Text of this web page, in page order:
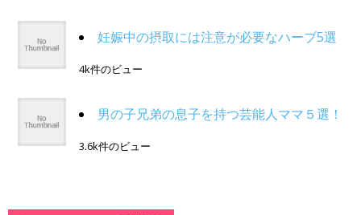
妊娠中の摂取には注意が必要なハーブ5選
4k件のビュー
男の子兄弟の息子を持つ芸能人ママ５選！
3.6k件のビュー